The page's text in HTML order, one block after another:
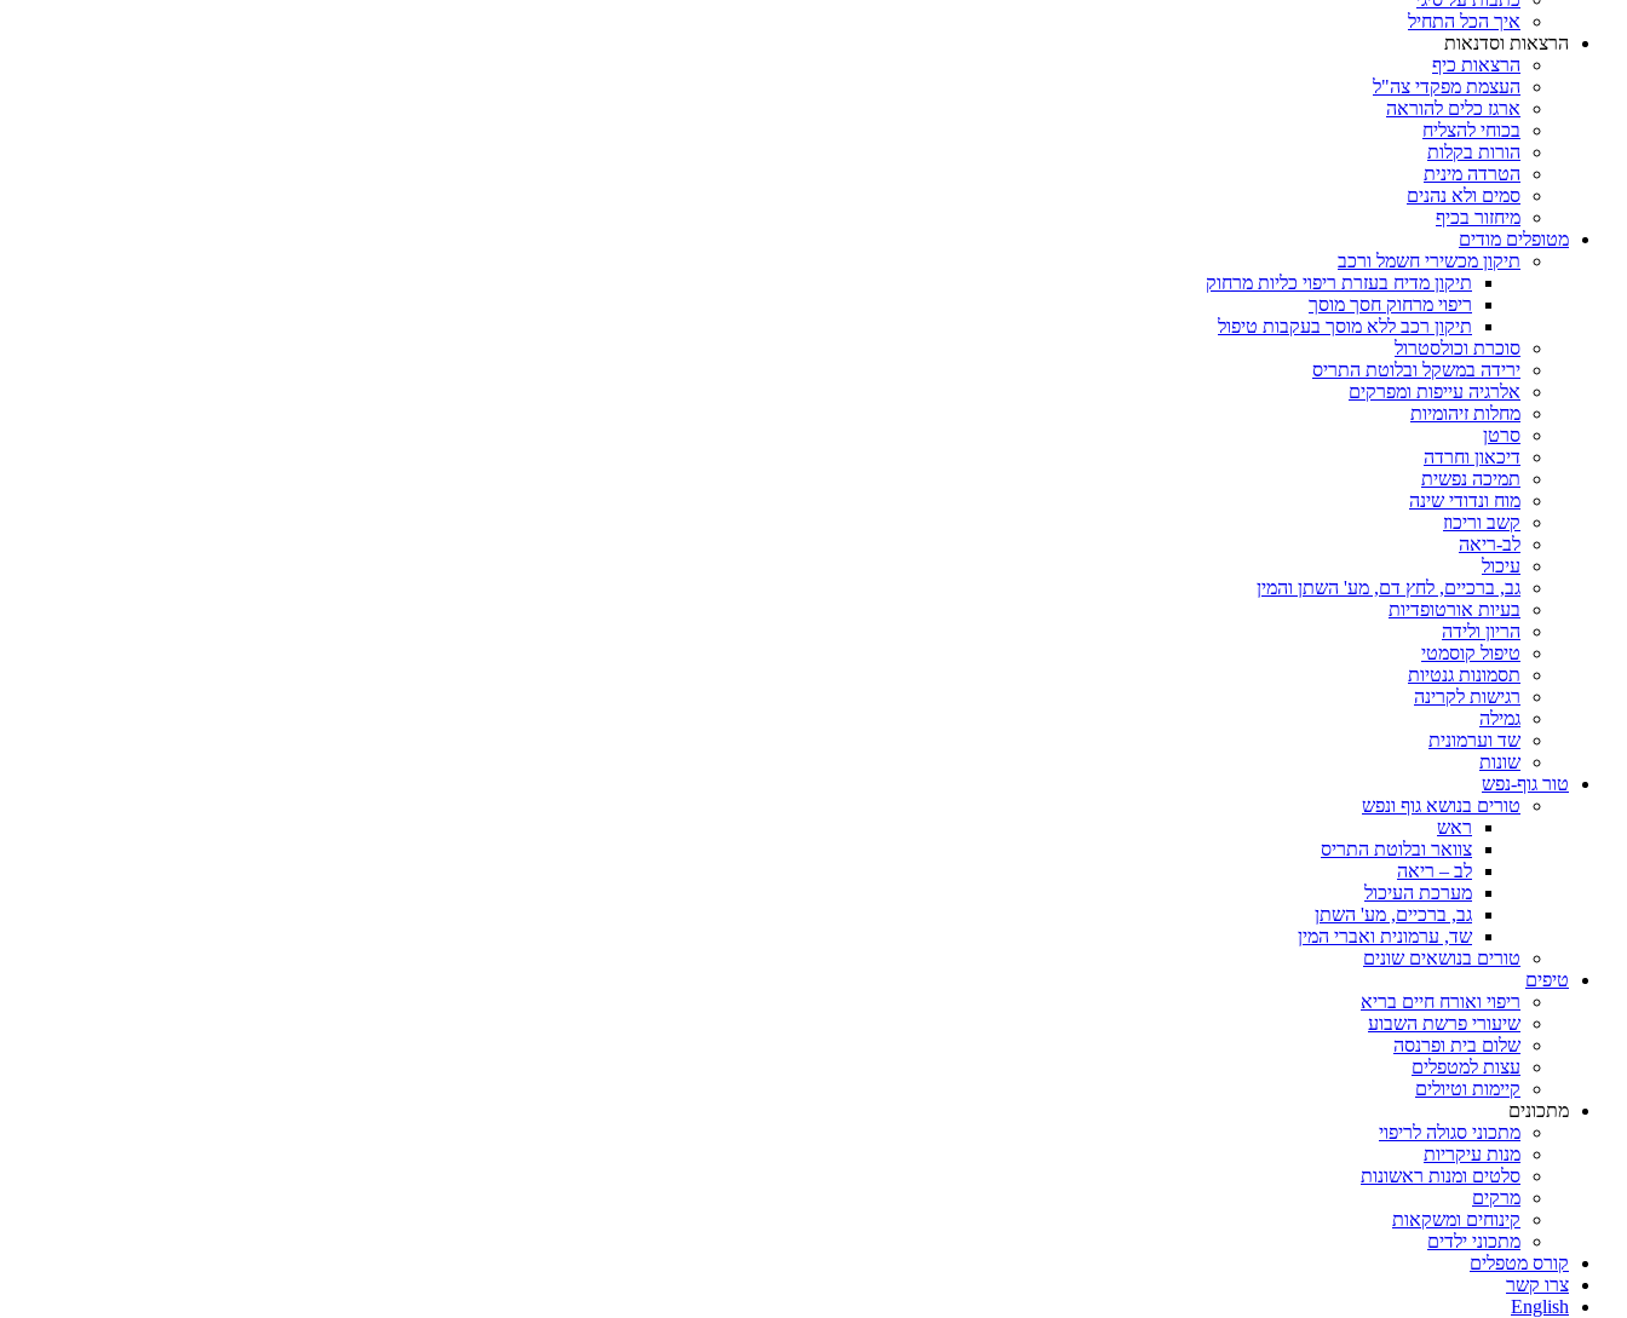
איך הכל התחיל
הרצאות וסדנאות
הרצאות כיף
העצמת מפקדי צה"ל
ארגז כלים להוראה
בכוחי להצליח
הורות בקלות
הטרדה מינית
סמים ולא נהנים
מיחזור בכיף
מטופלים מודים
תיקון מכשירי חשמל ורכב
תיקון מדיח בעזרת ריפוי כליות מרחוק
ריפוי מרחוק חסך מוסך
תיקון רכב ללא מוסך בעקבות טיפול
סוכרת וכולסטרול
ירידה במשקל ובלוטת התריס
אלרגיה עייפות ומפרקים
מחלות זיהומיות
סרטן
דיכאון וחרדה
תמיכה נפשית
מוח ונדודי שינה
קשב וריכוז
לב-ריאה
עיכול
גב, ברכיים, לחץ דם, מע' השתן והמין
בעיות אורטופדיות
הריון ולידה
טיפול קוסמטי
תסמונות גנטיות
רגישות לקרינה
גמילה
שד וערמונית
שונות
טור גוף-נפש
טורים בנושא גוף ונפש
ראש
צוואר ובלוטת התריס
לב – ריאה
מערכת העיכול
גב, ברכיים, מע' השתן
שד, ערמונית ואברי המין
טורים בנושאים שונים
טיפים
ריפוי ואורח חיים בריא
שיעורי פרשת השבוע
שלום בית ופרנסה
עצות למטפלים
קיימות וטיולים
מתכונים
מתכוני סגולה לריפוי
מנות עיקריות
סלטים ומנות ראשונות
מרקים
קינוחים ומשקאות
מתכוני ילדים
קורס מטפלים
צרו קשר
English